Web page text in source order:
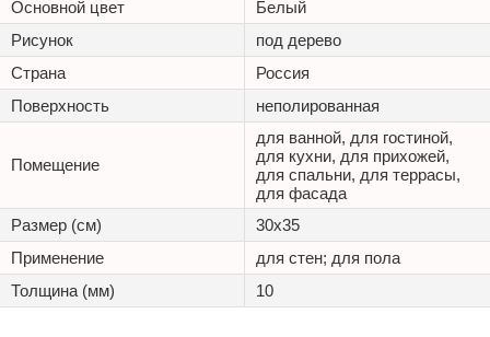
Основной цвет
Белый
Рисунок
под дерево
Страна
Россия
Поверхность
неполированная
Помещение
для ванной, для гостиной,
для кухни, для прихожей,
для спальни, для террасы,
для фасада
Размер (см)
30x35
Применение
для стен; для пола
Толщина (мм)
10